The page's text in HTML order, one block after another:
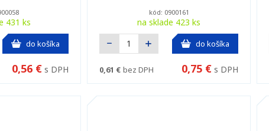
431 ks
do košíka
0,56 € s DPH
kód: 0900161
na sklade 423 ks
do košíka
0,61 € bez DPH 0,75 € s DPH